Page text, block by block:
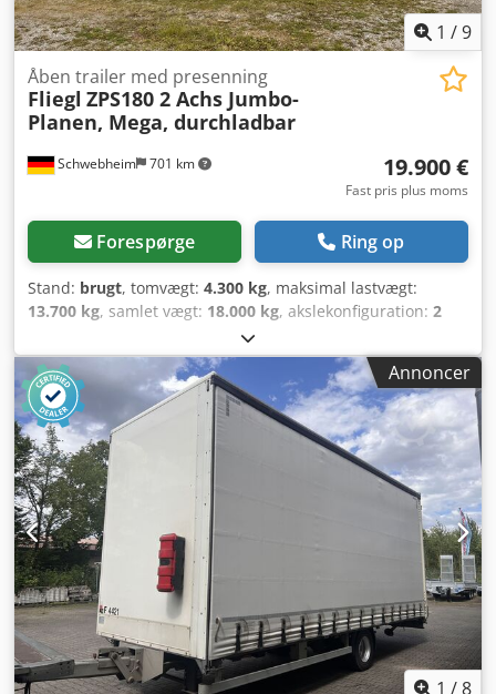
1 /9
Schwebheim 701 km
Åben trailer med presenning
Fliegl ZPS180 2 Achs Jumbo-
Planen, Mega, durchladbar
19.900 €
Fast pris plus moms
Forespørge Ring op
Stand: brugt, tomvægt: 4.300 kg, maksimal lastvægt:
13.700 kg, samlet vægt: 18.000 kg, akslekonfiguration: 2
02/2019
7.200 mm, affjedring:luft, dækstørrelse:445/45 R19,5
160J, farve:anden, geartype: anden, forhjulsdækstørrelse:
445/45 R19,5 160J, bagdækseldimension:445/45 R19,5
160J, førerhus: , emissionsklasse: ingen, Udstyr:
ABS, trykluftbremse
, -- Trykfejl, fejl og ændringer
forbeholdes, eksemplariske billeder --, Flere oplysninger
under: !, Flere detaljer: ! Dodszr Saqopfx Aggeck
Annoncer
1 /8